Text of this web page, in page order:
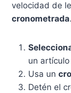
velocidad de
cronometrada
un
Usa un
Detén el